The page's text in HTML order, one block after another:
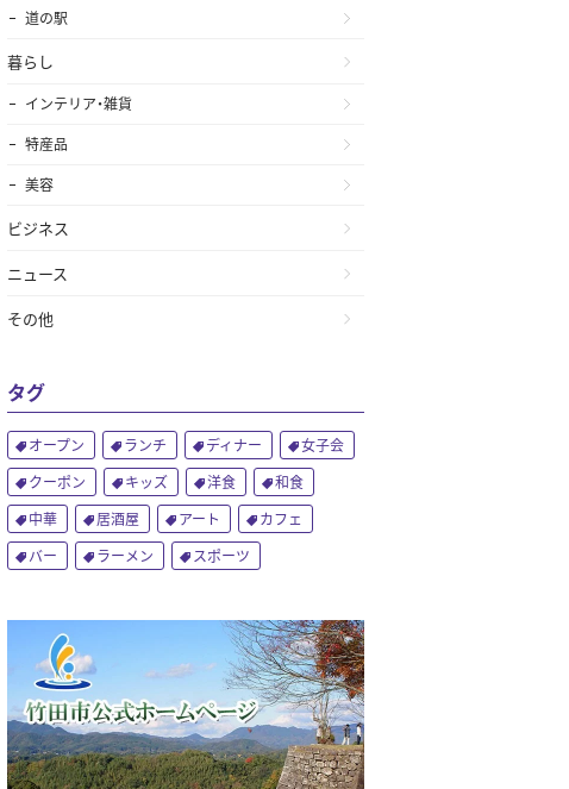
道の駅
暮らし
インテリア・雑貨
特産品
美容
ビジネス
ニュース
その他
タグ
オープン ランチ ディナー
女子会
クーポン
キッズ 洋食
和食
中華
居酒屋 アート
カフェ
バー
ラーメン スポーツ